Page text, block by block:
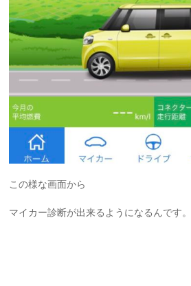
この様な画面から
マイカー診断が出来るようになるんです。